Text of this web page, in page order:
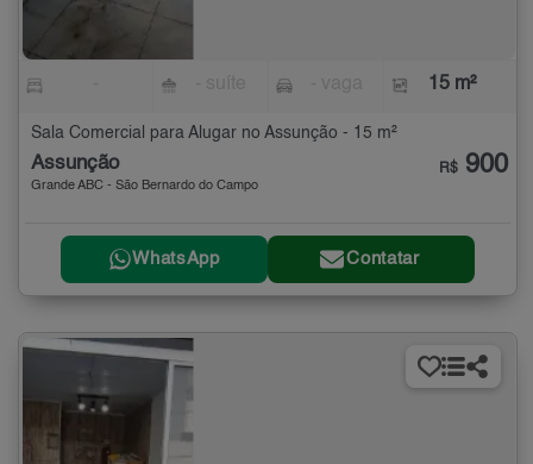
15 m²
Sala Comercial para Alugar no Assunção - 15 m²
Assunção
Grande ABC - São Bernardo do Campo
R$ 900
WhatsApp Contatar